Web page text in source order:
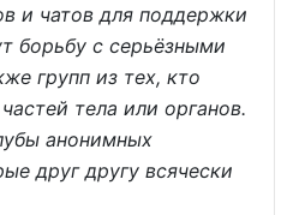
и чатов для поддержки
борьбу с серьёзными
групп из тех, кто
тела или органов.
анонимных
друг другу всячески